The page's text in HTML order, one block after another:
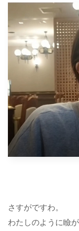
さすがですわ。
わたしのように瞼